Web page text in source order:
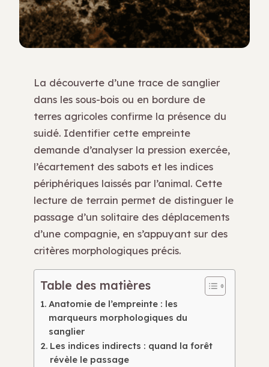
La découverte d’une trace de sanglier
dans les sous-bois ou en bordure de
terres agricoles confirme la présence du
suidé. Identifier cette empreinte
demande d’analyser la pression exercée,
l’écartement des sabots et les indices
périphériques laissés par l’animal. Cette
lecture de terrain permet de distinguer le
passage d’un solitaire des déplacements
d’une compagnie, en s’appuyant sur des
critères morphologiques précis.
Table des matières
Anatomie de l’empreinte : les
marqueurs morphologiques du
sanglier
Les indices indirects : quand la forêt
révèle le passage